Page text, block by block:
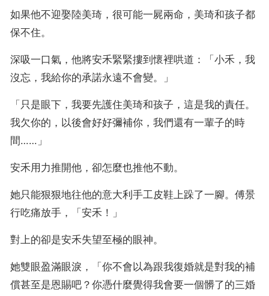
如果他不迎娶陸美琦，很可能一屍兩命，美琦和孩子都
保不住。
深吸一口氣，他將安禾緊緊摟到懷裡哄道：「小禾，我
沒忘，我給你的承諾永遠不會變。」
「只是眼下，我要先護住美琦和孩子，這是我的責任。
我欠你的，以後會好好彌補你，我們還有一輩子的時
間……」
安禾用力推開他，卻怎麼也推他不動。
她只能狠狠地往他的意大利手工皮鞋上跺了一腳。傅景
行吃痛放手，「安禾！」
對上的卻是安禾失望至極的眼神。
她雙眼盈滿眼淚，「你不會以為跟我復婚就是對我的補
償甚至是恩賜吧？你憑什麼覺得我會要一個髒了的三婚